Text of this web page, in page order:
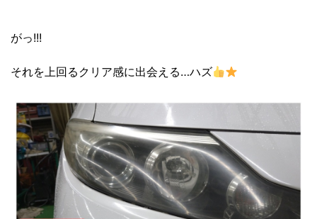
がっ!!!
それを上回るクリア感に出会える…ハズ